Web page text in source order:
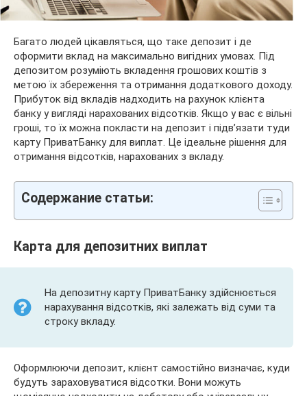
Багато людей цікавляться, що таке депозит і де
оформити вклад на максимально вигідних умовах. Під
депозитом розуміють вкладення грошових коштів з
метою їх збереження та отримання додаткового доходу.
Прибуток від вкладів надходить на рахунок клієнта
банку у вигляді нарахованих відсотків. Якщо у вас є вільні
гроші, то їх можна покласти на депозит і підв’язати туди
карту ПриватБанку для виплат. Це ідеальне рішення для
отримання відсотків, нарахованих з вкладу.
Содержание статьи:
Карта для депозитних виплат
На депозитну карту ПриватБанку здійснюється
нарахування відсотків, які залежать від суми та
строку вкладу.
Оформлюючи депозит, клієнт самостійно визначає, куди
будуть зараховуватися відсотки. Вони можуть